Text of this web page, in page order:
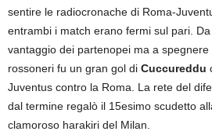
sentire le radiocronache di Roma-
entrambi i match erano fermi sul pari.
vantaggio dei partenopei ma a
rossoneri fu un gran gol di Cuccureddu
Juventus contro la Roma. La rete del
dal termine regalò il 15esimo scudetto
clamoroso harakiri del Milan.